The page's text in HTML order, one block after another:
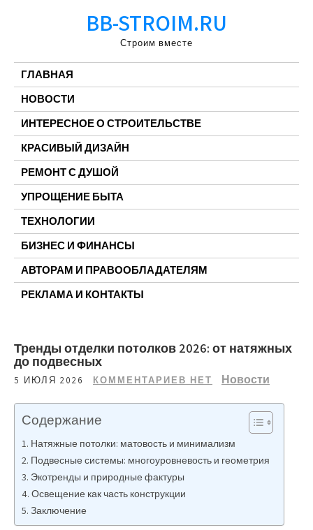
BB-STROIM.RU
Строим вместе
ГЛАВНАЯ
НОВОСТИ
ИНТЕРЕСНОЕ О СТРОИТЕЛЬСТВЕ
КРАСИВЫЙ ДИЗАЙН
РЕМОНТ С ДУШОЙ
УПРОЩЕНИЕ БЫТА
ТЕХНОЛОГИИ
БИЗНЕС И ФИНАНСЫ
АВТОРАМ И ПРАВООБЛАДАТЕЛЯМ
РЕКЛАМА И КОНТАКТЫ
Тренды отделки потолков 2026: от натяжных
до подвесных
5 ИЮЛЯ 2026 КОММЕНТАРИЕВ НЕТ Новости
Содержание
Натяжные потолки: матовость и минимализм
Подвесные системы: многоуровневость и геометрия
Экотренды и природные фактуры
Освещение как часть конструкции
Заключение